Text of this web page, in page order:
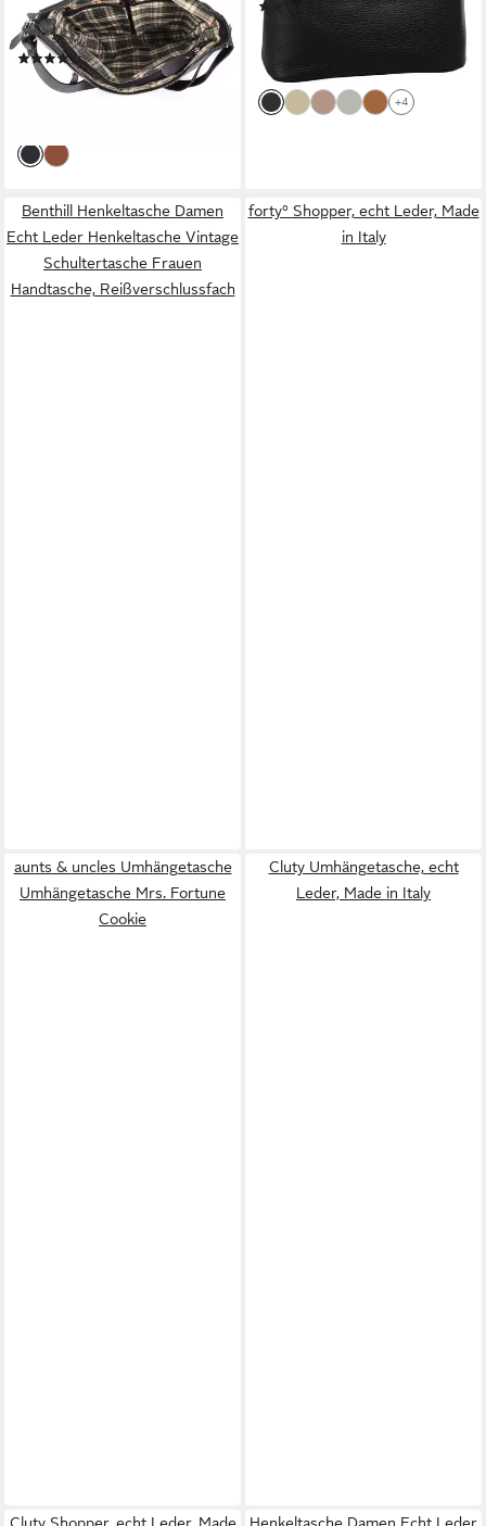
Vintage Bag Shopper
Schultertasche, Schultergurt
/ Umhängegurt
Reißverschlussfach
(39)
99,90 € UVP179,90 €
(184)
32,95 € UVP39,95 €
-18%
lieferbar - in 1-2 Werktagen bei dir
+4
Benthill Henkeltasche Damen
Echt Leder Henkeltasche Vintage
Schultertasche Frauen
Handtasche, Reißverschlussfach
forty° Shopper, echt Leder, Made
in Italy
aunts & uncles Umhängetasche
Umhängetasche Mrs. Fortune
Cookie
Cluty Umhängetasche, echt
Leder, Made in Italy